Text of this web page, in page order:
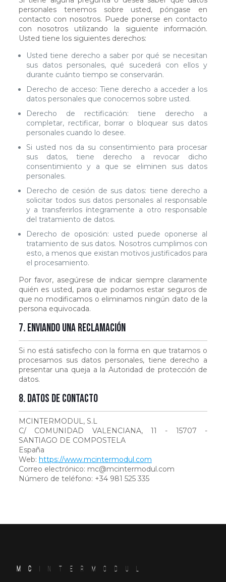
personales tenemos sobre usted, póngase en
contacto con nosotros. Puede ponerse en contacto
con nosotros utilizando la siguiente información.
Usted tiene los siguientes derechos:
Usted tiene derecho a saber por qué se necesitan
sus datos personales, qué sucederá con ellos y
durante cuánto tiempo se conservarán.
Derecho de acceso: Tiene derecho a acceder a los
datos personales que conocemos sobre usted.
Derecho de rectificación: tiene derecho a
completar, rectificar, borrar o bloquear sus datos
personales cuando lo desee.
Si usted nos da su consentimiento para procesar
sus datos, tiene derecho a revocar dicho
consentimiento y a que se eliminen sus datos
personales.
Derecho de cesión de sus datos: tiene derecho a
solicitar todos sus datos personales al responsable
y a transferirlos íntegramente a otro responsable
del tratamiento de datos.
Derecho de oposición: usted puede oponerse al
tratamiento de sus datos. Nosotros cumplimos con
esto, a menos que existan motivos justificados para
el procesamiento.
Por favor, asegúrese de indicar siempre claramente
quién es usted, para que podamos estar seguros de
que no modificamos o eliminamos ningún dato de la
persona equivocada.
7. Enviando una reclamación
Si no está satisfecho con la forma en que tratamos o
procesamos sus datos personales, tiene derecho a
presentar una queja a la Autoridad de protección de
datos.
8. Datos de contacto
MCINTERMODUL, S.L
C/ COMUNIDAD VALENCIANA, 11 - 15707 -
SANTIAGO DE COMPOSTELA
España
Web: https://www.mcintermodul.com
Correo electrónico: moc.ludomretnicm@cm
Número de teléfono: +34 981 525 335
MC INTERMODUL